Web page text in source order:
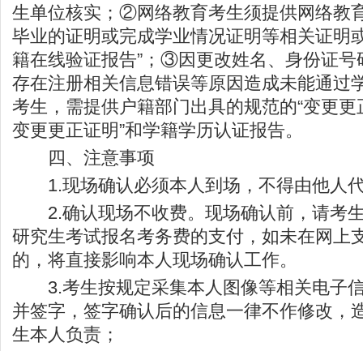
生单位核实；②网络教育考生须提供网络教
毕业的证明或完成学业情况证明等相关证明
籍在线验证报告”；③因更改姓名、身份证号
存在注册相关信息错误等原因造成未能通过
考生，需提供户籍部门出具的规范的“变更更
变更更正证明”和学籍学历认证报告。
四、注意事项
1.现场确认必须本人到场，不得由他人
2.确认现场不收费。现场确认前，请考
研究生考试报名考务费的支付，如未在网上
的，将直接影响本人现场确认工作。
3.考生按规定采集本人图像等相关电子
并签字，签字确认后的信息一律不作修改，
生本人负责；